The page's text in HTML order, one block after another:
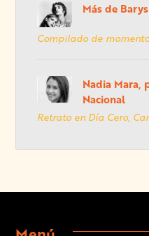
Más de
Compilado de
Nadia Mara,
Nacional
Retrato en Día Cero,